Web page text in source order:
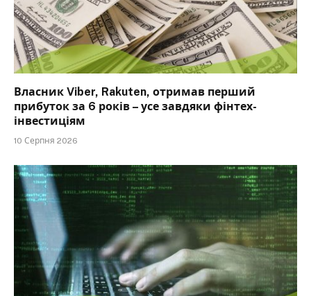
Власник Viber, Rakuten, отримав перший
прибуток за 6 років – усе завдяки фінтех-
інвестиціям
10 Серпня 2026